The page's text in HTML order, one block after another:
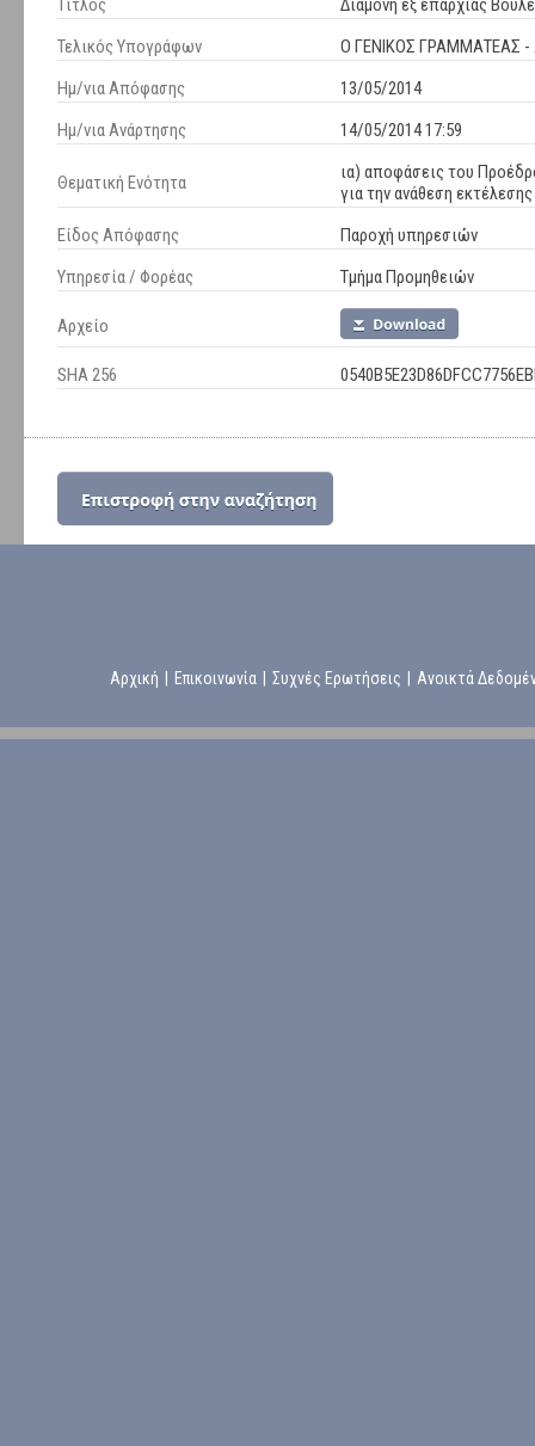
Τίτλος
Διαμονή εξ επαρχίας
Τελικός Υπογράφων
Ο ΓΕΝΙΚΟΣ ΓΡΑΜΜΑΤΕΑΣ
Ημ/νια Απόφασης
13/05/2014
Ημ/νια Ανάρτησης
14/05/2014 17:59
Θεματική Ενότητα
ια) αποφάσεις του
για την ανάθεση
Είδος Απόφασης
Παροχή υπηρεσιών
Υπηρεσία / Φορέας
Τμήμα Προμηθειών
Αρχείο
SHA 256
Αρχική Επικοινωνία Συχνές Ερωτήσεις Ανοικτά